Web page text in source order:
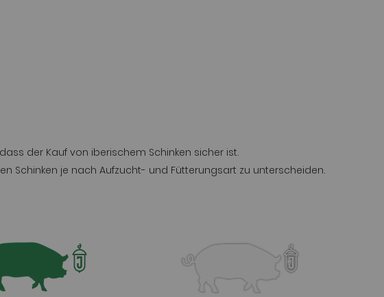
der Kauf von iberischem Schinken sicher ist.
Schinken je nach Aufzucht- und Fütterungsart zu unterscheiden.